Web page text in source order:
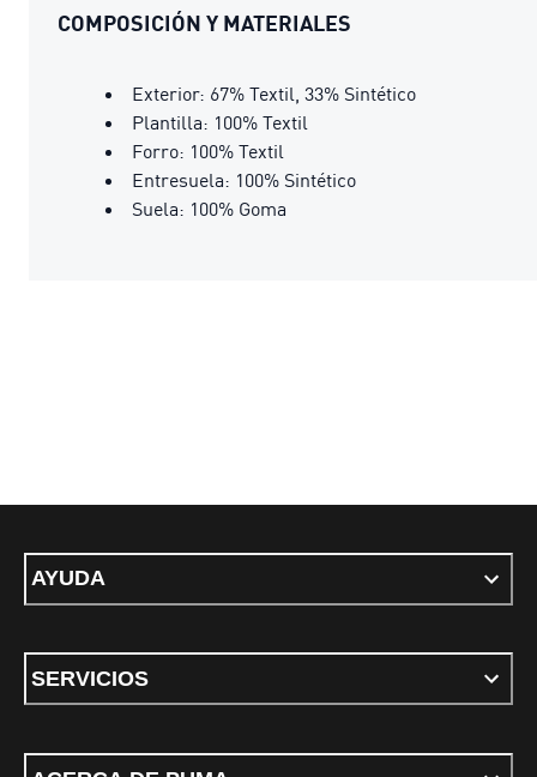
COMPOSICIÓN Y MATERIALES
Exterior: 67% Textil, 33% Sintético
Plantilla: 100% Textil
Forro: 100% Textil
Entresuela: 100% Sintético
Suela: 100% Goma
AYUDA
SERVICIOS